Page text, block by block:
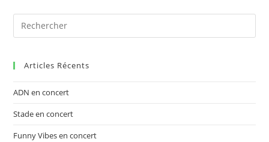
Articles Récents
ADN en concert
Stade en concert
Funny Vibes en concert